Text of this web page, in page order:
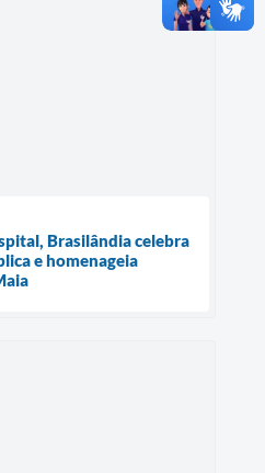
Brasilândia celebra
e homenageia